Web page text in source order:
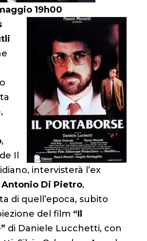
19h00
,
Il
intervisterà l’ex
Antonio Di Pietro,
di quell’epoca, subito
del film “Il
di Daniele Lucchetti, con